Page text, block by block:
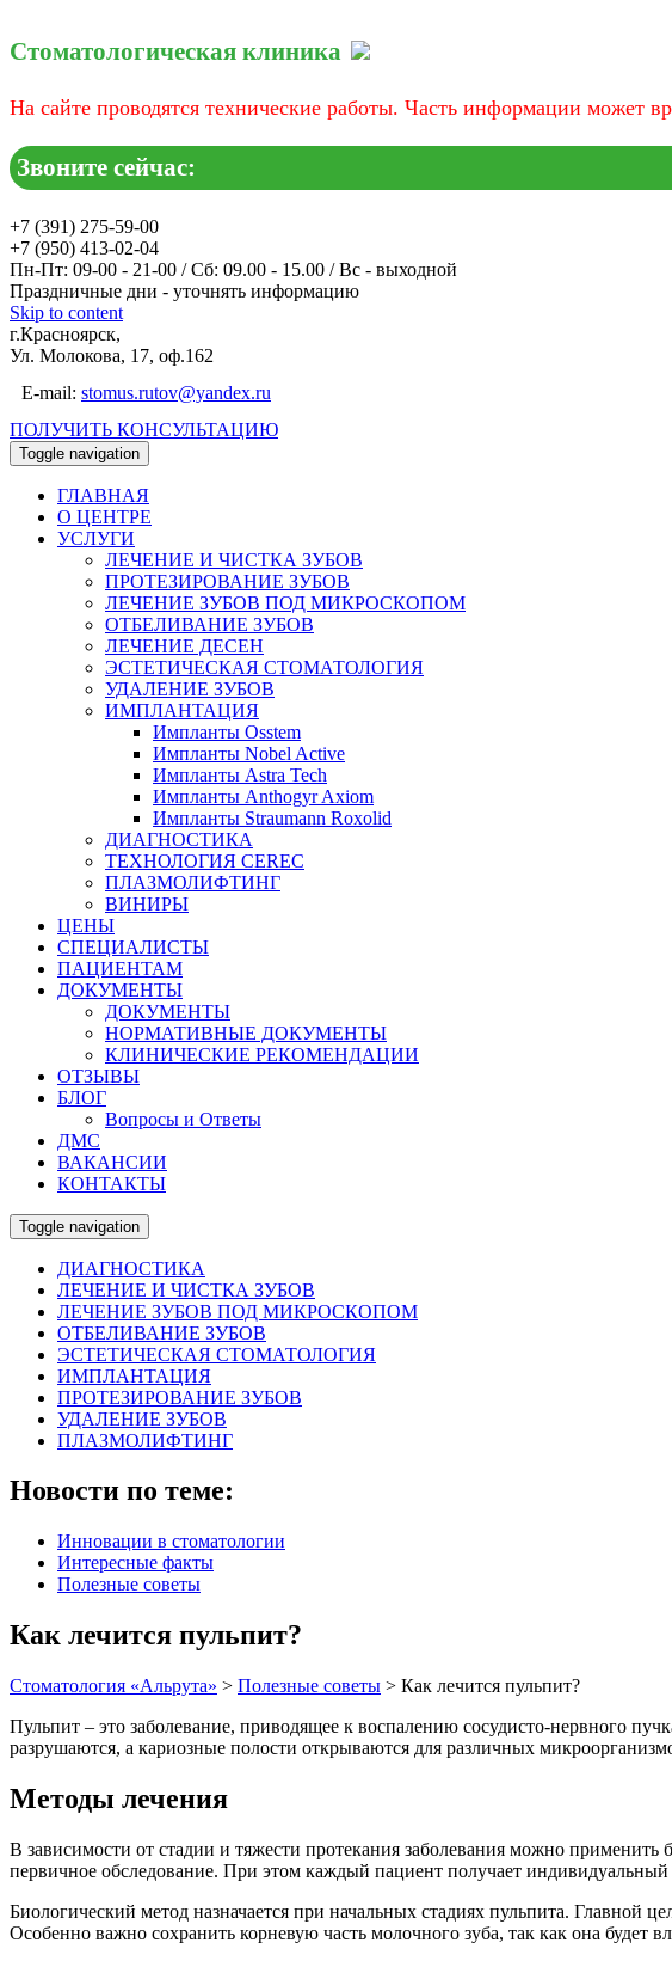
Стоматологическая клиника
На сайте проводятся технические работы. Часть информации может
Звоните сейчас:
+7 (391) 275-59-00
+7 (950) 413-02-04
Пн-Пт: 09-00 - 21-00 / Сб: 09.00 - 15.00 / Вс - выходной
Праздничные дни - уточнять информацию
Skip to content
г.Красноярск,
Ул. Молокова, 17, оф.162
E-mail: stomus.rutov@yandex.ru
ПОЛУЧИТЬ КОНСУЛЬТАЦИЮ
Toggle navigation
ГЛАВНАЯ
О ЦЕНТРЕ
УСЛУГИ
ЛЕЧЕНИЕ И ЧИСТКА ЗУБОВ
ПРОТЕЗИРОВАНИЕ ЗУБОВ
ЛЕЧЕНИЕ ЗУБОВ ПОД МИКРОСКОПОМ
ОТБЕЛИВАНИЕ ЗУБОВ
ЛЕЧЕНИЕ ДЕСЕН
ЭСТЕТИЧЕСКАЯ СТОМАТОЛОГИЯ
УДАЛЕНИЕ ЗУБОВ
ИМПЛАНТАЦИЯ
Импланты Osstem
Импланты Nobel Active
Импланты Astra Tech
Импланты Anthogyr Axiom
Импланты Straumann Roxolid
ДИАГНОСТИКА
ТЕХНОЛОГИЯ CEREC
ПЛАЗМОЛИФТИНГ
ВИНИРЫ
ЦЕНЫ
СПЕЦИАЛИСТЫ
ПАЦИЕНТАМ
ДОКУМЕНТЫ
ДОКУМЕНТЫ
НОРМАТИВНЫЕ ДОКУМЕНТЫ
КЛИНИЧЕСКИЕ РЕКОМЕНДАЦИИ
ОТЗЫВЫ
БЛОГ
Вопросы и Ответы
ДМС
ВАКАНСИИ
КОНТАКТЫ
Toggle navigation
ДИАГНОСТИКА
ЛЕЧЕНИЕ И ЧИСТКА ЗУБОВ
ЛЕЧЕНИЕ ЗУБОВ ПОД МИКРОСКОПОМ
ОТБЕЛИВАНИЕ ЗУБОВ
ЭСТЕТИЧЕСКАЯ СТОМАТОЛОГИЯ
ИМПЛАНТАЦИЯ
ПРОТЕЗИРОВАНИЕ ЗУБОВ
УДАЛЕНИЕ ЗУБОВ
ПЛАЗМОЛИФТИНГ
Новости по теме:
Инновации в стоматологии
Интересные факты
Полезные советы
Как лечится пульпит?
Стоматология «Альрута» > Полезные советы > Как лечится пульпит?
Пульпит – это заболевание, приводящее к воспалению сосудисто-нервного
разрушаются, а кариозные полости открываются для различных
Методы лечения
В зависимости от стадии и тяжести протекания заболевания можно
первичное обследование. При этом каждый пациент получает индивидуальный
Биологический метод назначается при начальных стадиях пульпита. Главной
Особенно важно сохранить корневую часть молочного зуба, так как она будет